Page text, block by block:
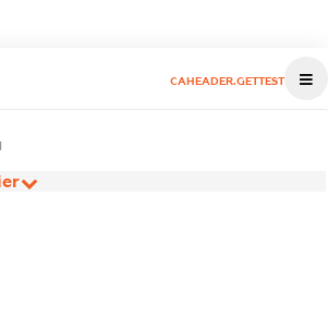
CAHEADER.GETTEST